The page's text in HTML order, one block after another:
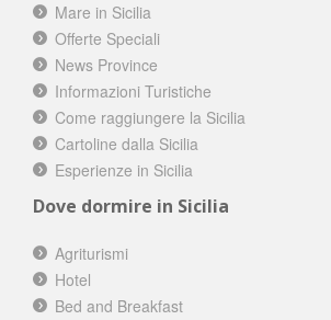
Mare in Sicilia
Offerte Speciali
News Province
Informazioni Turistiche
Come raggiungere la Sicilia
Cartoline dalla Sicilia
Esperienze in Sicilia
Dove dormire in Sicilia
Agriturismi
Hotel
Bed and Breakfast